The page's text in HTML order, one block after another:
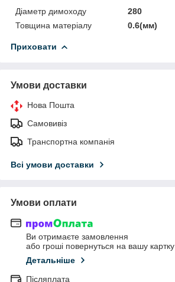
Діаметр димоходу
280
Товщина матеріалу
0.6(мм)
Приховати
Умови доставки
Нова Пошта
Самовивіз
Транспортна компанія
Всі умови доставки
Умови оплати
Ви отримаєте замовлення
або гроші повернуться на вашу картку
Детальніше
Післяплата